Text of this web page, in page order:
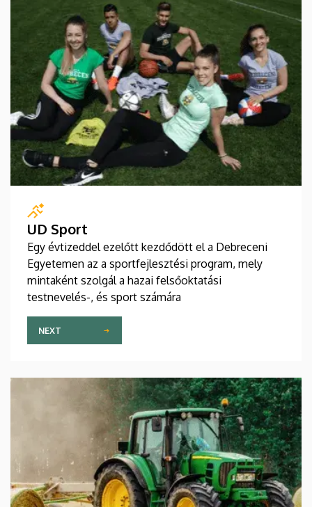
UD Sport
Egy évtizeddel ezelőtt kezdődött el a Debreceni
Egyetemen az a sportfejlesztési program, mely
mintaként szolgál a hazai felsőoktatási
testnevelés-, és sport számára
NEXT